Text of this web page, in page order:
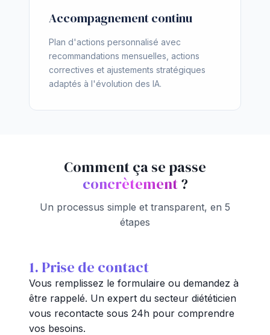
Accompagnement continu
Plan d'actions personnalisé avec
recommandations mensuelles, actions
correctives et ajustements stratégiques
adaptés à l'évolution des IA.
Comment ça se passe
concrètement?
Un processus simple et transparent, en 5
étapes
1. Prise de contact
Vous remplissez le formulaire ou demandez à
être rappelé. Un expert du secteur diététicien
vous recontacte sous 24h pour comprendre
vos besoins.